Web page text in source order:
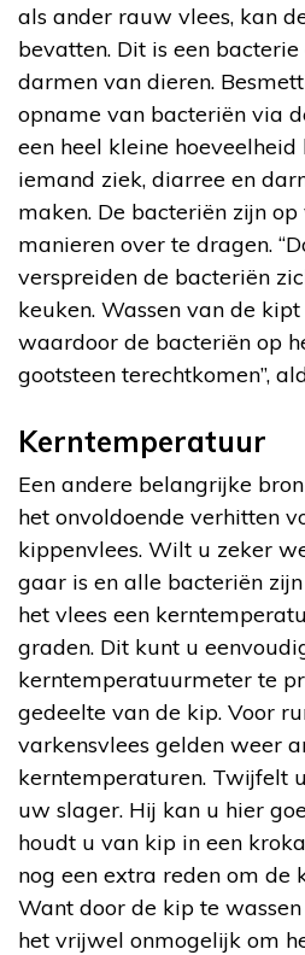
als ander rauw vlees, kan
bevatten. Dit is een
darmen van dieren.
opname van bacteriën via
een heel kleine
iemand ziek, diarree en
maken. De bacteriën zijn
manieren over te dragen.
verspreiden de bacteriën
keuken. Wassen van de
waardoor de bacteriën op
gootsteen terechtkomen”,
Kerntemperatuur
Een andere belangrijke
het onvoldoende verhitten
kippenvlees. Wilt u zeker
gaar is en alle bacteriën
het vlees een
graden. Dit kunt u
kerntemperatuurmeter te
gedeelte van de kip. Voor
varkensvlees gelden weer
kerntemperaturen. Twijfelt
uw slager. Hij kan u hier
houdt u van kip in een
nog een extra reden om de
Want door de kip te
het vrijwel onmogelijk om